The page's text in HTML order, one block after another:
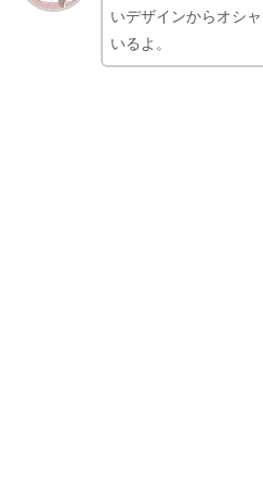
いデザインからオシ
いるよ。